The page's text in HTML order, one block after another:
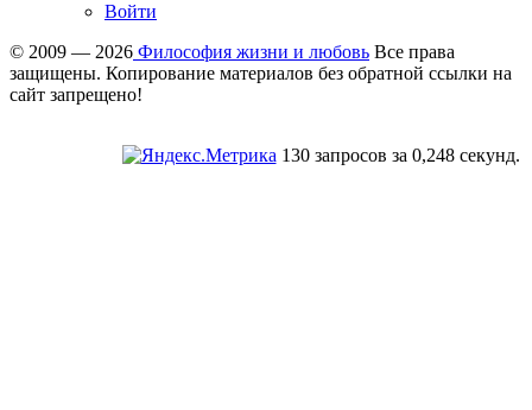
Войти
© 2009 — 2026 Философия жизни и любовь Все права
защищены. Копирование материалов без обратной ссылки на
сайт запрещено!
130 запросов за 0,248 секунд.